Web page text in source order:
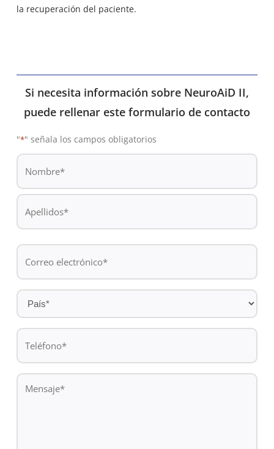
la recuperación del paciente.
Si necesita información sobre NeuroAiD II,
puede rellenar este formulario de contacto
"*" señala los campos obligatorios
De
Nombre
Correo
electrónico
País
*
Teléfono
Mensaje